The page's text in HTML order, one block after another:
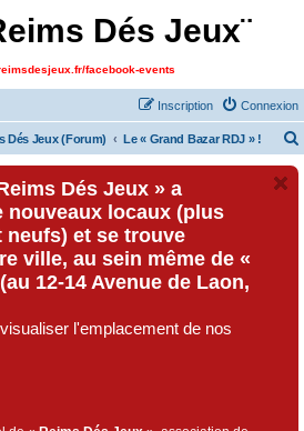
Dés Jeux¨
facebook-events
Connexion
Inscription
Dés Jeux (Forum) Le « Grand Bazar RDJ » !
Dés Jeux » a
nouveaux locaux (plus
et se trouve
ville, au sein même de «
12-14 Avenue de Laon,
l'emplacement de nos